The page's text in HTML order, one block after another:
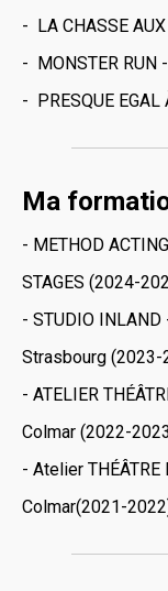
- LA CHASSE
- MONSTER RUN
- PRESQUE
Ma
- METHOD
STAGES (2024-
- STUDIO INLAND
Strasbourg (2023-
- ATELIER
Colmar (2022-
- Atelier THÉÂTRE
Colmar(2021-